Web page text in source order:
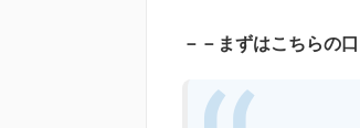
－－まずはこちらの